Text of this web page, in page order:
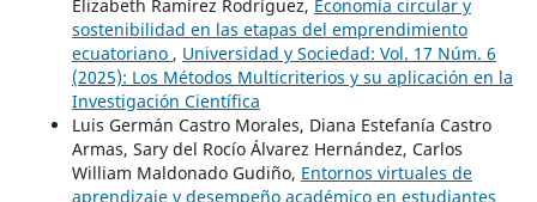
Elizabeth Ramírez Rodríguez, Economía circular y
sostenibilidad en las etapas del emprendimiento
ecuatoriano , Universidad y Sociedad: Vol. 17 Núm. 6
(2025): Los Métodos Multicriterios y su aplicación en la
Investigación Científica
Luis Germán Castro Morales, Diana Estefanía Castro
Armas, Sary del Rocío Álvarez Hernández, Carlos
William Maldonado Gudiño, Entornos virtuales de
aprendizaje y desempeño académico en estudiantes